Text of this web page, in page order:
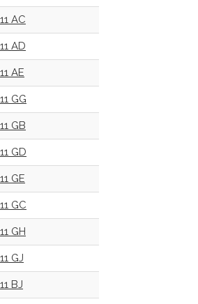
AC
AD
AE
GG
GB
GD
GE
GC
GH
GJ
BJ